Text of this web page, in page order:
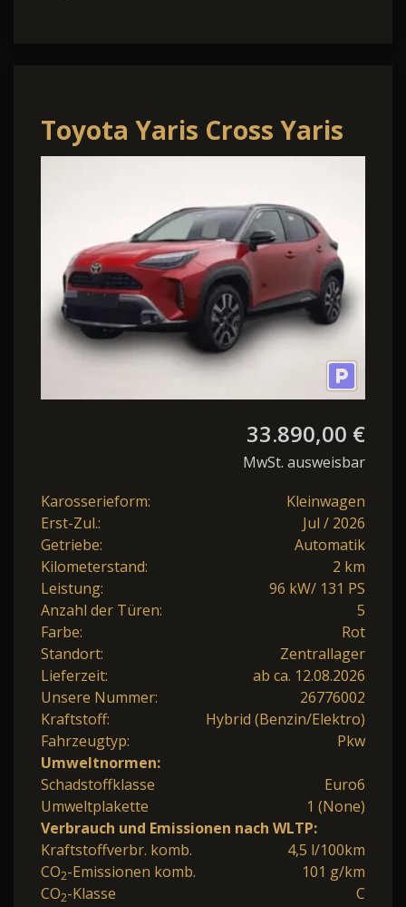
Toyota Yaris Cross Yaris
Cross 1.5-l 130PS HEV
Automatik Style Mat
33.890,00 €
MwSt. ausweisbar
Karosserieform:
Kleinwagen
Erst-Zul.:
Jul / 2026
Getriebe:
Automatik
Kilometerstand:
2 km
Leistung:
96 kW/ 131 PS
Anzahl der Türen:
5
Farbe:
Rot
Standort:
Zentrallager
Lieferzeit:
ab ca. 12.08.2026
Unsere Nummer:
26776002
Kraftstoff:
Hybrid (Benzin/Elektro)
Fahrzeugtyp:
Pkw
Umweltnormen:
Schadstoffklasse
Euro6
Umweltplakette
1 (None)
Verbrauch und Emissionen nach WLTP:
Kraftstoffverbr. komb.
4,5 l/100km
CO2-Emissionen komb.
101 g/km
CO2-Klasse C